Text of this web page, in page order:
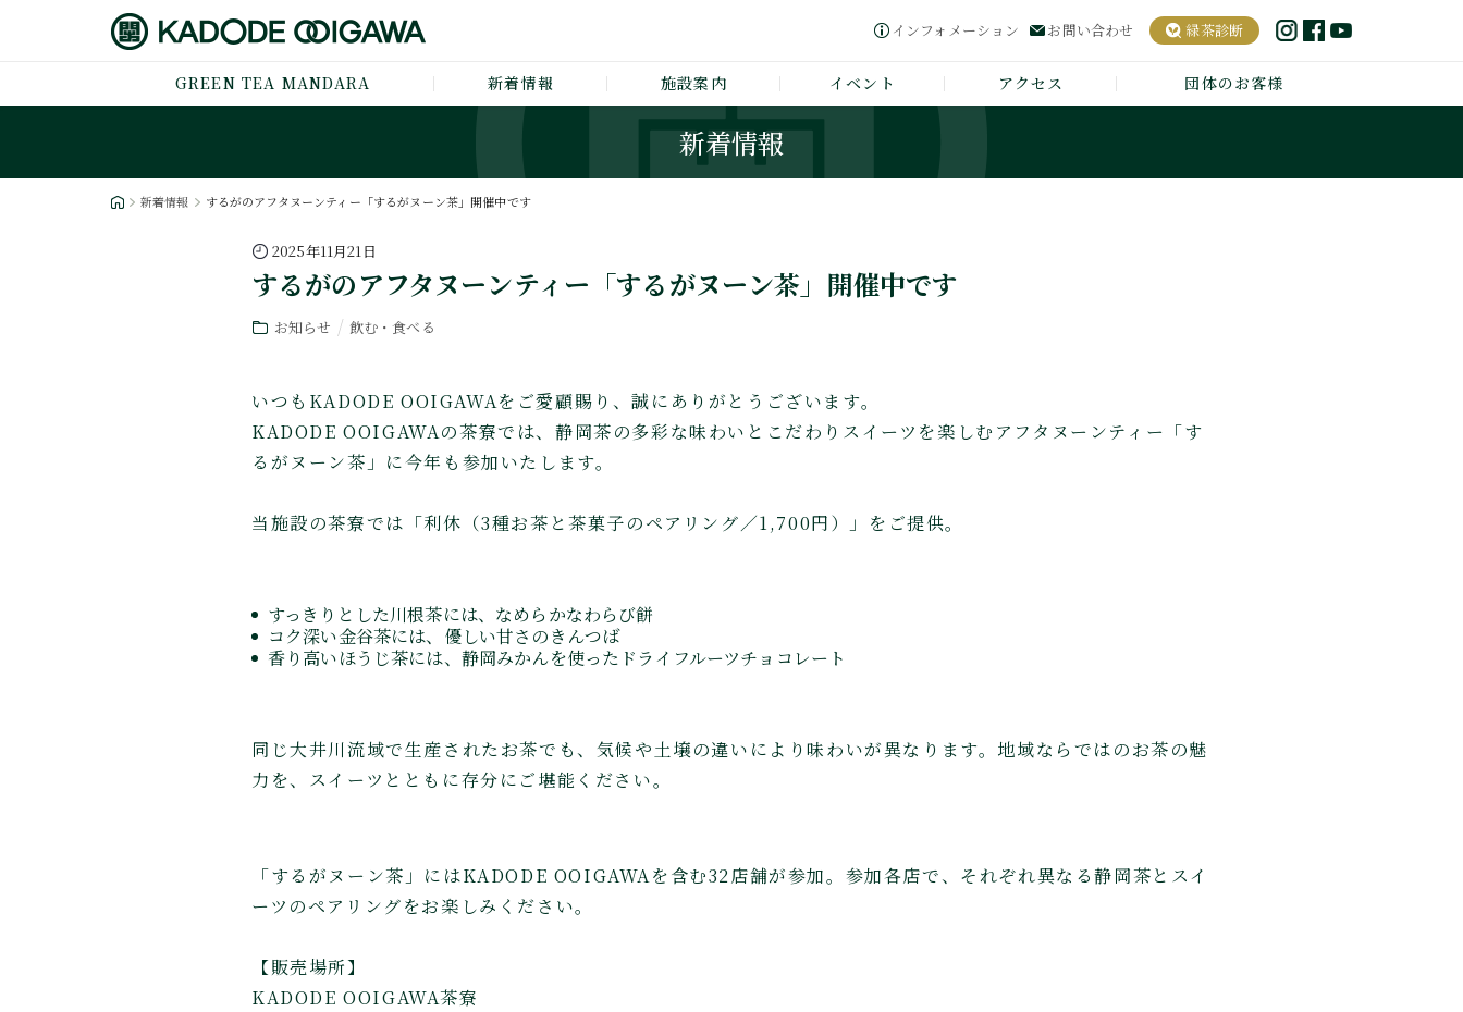
インフォメーション お問い合わせ 緑茶診断
GREEN TEA MANDARA 新着情報 施設案内 イベント アクセス 団体のお客様
新着情報
新着情報 するがのアフタヌーンティー「するがヌーン茶」開催中です
2025年11月21日
するがのアフタヌーンティー「するがヌーン茶」開催中です
お知らせ 飲む・食べる
いつもKADODE OOIGAWAをご愛顧賜り、誠にありがとうございます。
KADODE OOIGAWAの茶寮では、静岡茶の多彩な味わいとこだわりスイーツを楽しむアフタヌーンティー「す
るがヌーン茶」に今年も参加いたします。
当施設の茶寮では「利休（3種お茶と茶菓子のペアリング／1,700円）」をご提供。
すっきりとした川根茶には、なめらかなわらび餅
コク深い金谷茶には、優しい甘さのきんつば
香り高いほうじ茶には、静岡みかんを使ったドライフルーツチョコレート
同じ大井川流域で生産されたお茶でも、気候や土壌の違いにより味わいが異なります。地域ならではのお茶の魅
力を、スイーツとともに存分にご堪能ください。
「するがヌーン茶」にはKADODE OOIGAWAを含む32店舗が参加。参加各店で、それぞれ異なる静岡茶とスイ
ーツのペアリングをお楽しみください。
【販売場所】
KADODE OOIGAWA茶寮